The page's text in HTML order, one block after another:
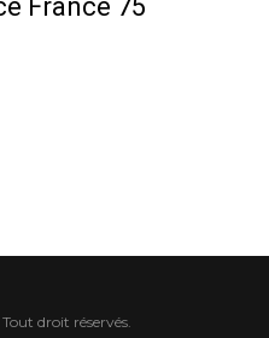
France 75
droit réservés.